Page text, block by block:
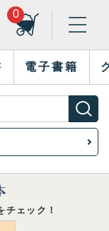
0
電子書籍
チェック！